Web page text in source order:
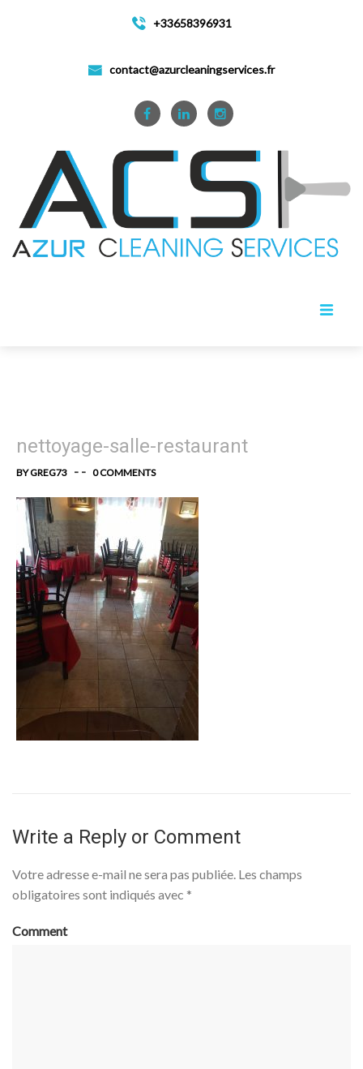
+33658396931
contact@azurcleaningservices.fr
nettoyage-salle-restaurant
BY GREG73 - - 0 COMMENTS
Write a Reply or Comment
Votre adresse e-mail ne sera pas publiée. Les champs
obligatoires sont indiqués avec *
Comment